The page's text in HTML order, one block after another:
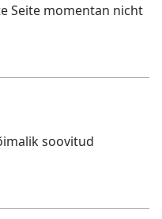
Seite momentan nicht
soovitud